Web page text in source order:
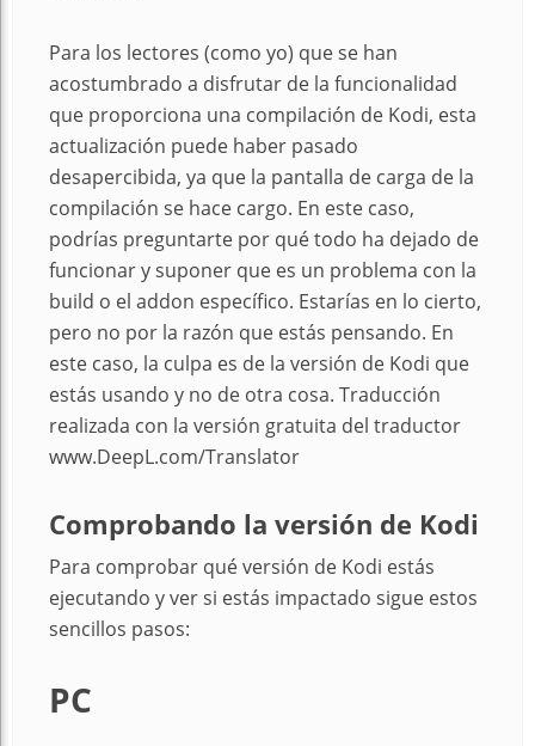
Para los lectores (como yo) que se han
acostumbrado a disfrutar de la funcionalidad
que proporciona una compilación de Kodi, esta
actualización puede haber pasado
desapercibida, ya que la pantalla de carga de la
compilación se hace cargo. En este caso,
podrías preguntarte por qué todo ha dejado de
funcionar y suponer que es un problema con la
build o el addon específico. Estarías en lo cierto,
pero no por la razón que estás pensando. En
este caso, la culpa es de la versión de Kodi que
estás usando y no de otra cosa. Traducción
realizada con la versión gratuita del traductor
www.DeepL.com/Translator
Comprobando la versión de Kodi
Para comprobar qué versión de Kodi estás
ejecutando y ver si estás impactado sigue estos
sencillos pasos:
PC